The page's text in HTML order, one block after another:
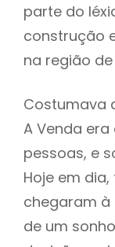
parte do
construção
na região
Costumava
A Venda
pessoas, e
Hoje em
chegaram à
de um